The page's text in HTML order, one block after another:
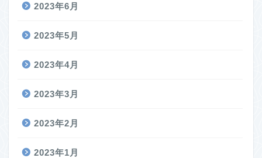
2023年6月
2023年5月
2023年4月
2023年3月
2023年2月
2023年1月